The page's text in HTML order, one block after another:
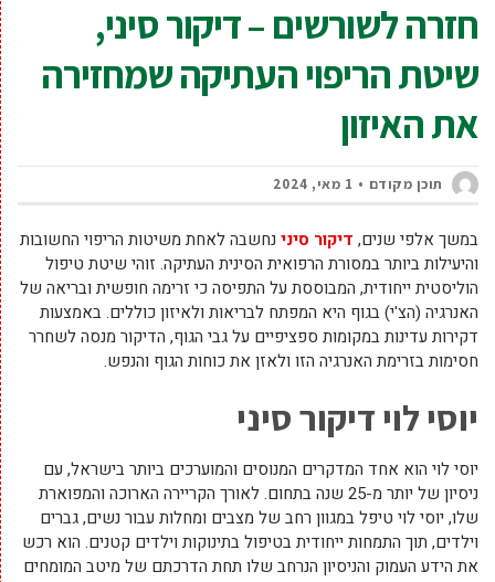
חזרה לשורשים – דיקור סיני,
שיטת הריפוי העתיקה שמחזירה
את האיזון
תוכן מקודם 1 מאי, 2024
במשך אלפי שנים, דיקור סיני נחשבה לאחת משיטות הריפוי החשובות
והיעילות ביותר במסורת הרפואית הסינית העתיקה. זוהי שיטת טיפול
הוליסטית ייחודית, המבוססת על התפיסה כי זרימה חופשית ובריאה של
האנרגיה (הצ'י) בגוף היא המפתח לבריאות ולאיזון כוללים. באמצעות
דקירות עדינות במקומות ספציפיים על גבי הגוף, הדיקור מנסה לשחרר
חסימות בזרימת האנרגיה הזו ולאזן את כוחות הגוף והנפש.
יוסי לוי דיקור סיני
יוסי לוי הוא אחד המדקרים המנוסים והמוערכים ביותר בישראל, עם
ניסיון של יותר מ-25 שנה בתחום. לאורך הקריירה הארוכה והמפוארת
שלו, יוסי לוי טיפל במגוון רחב של מצבים ומחלות עבור נשים, גברים
וילדים, תוך התמחות ייחודית בטיפול בתינוקות וילדים קטנים. הוא רכש
את הידע העמוק והניסיון הנרחב שלו תחת הדרכתם של מיטב המומחים